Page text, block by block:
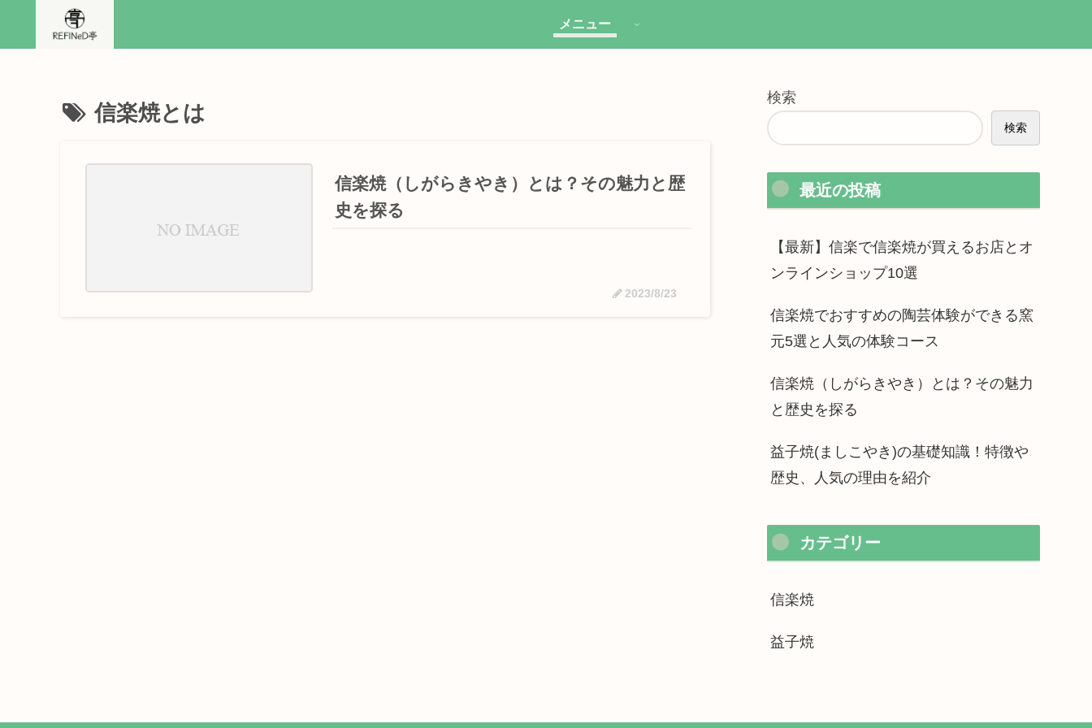
メニュー
信楽焼とは
信楽焼（しがらきやき）とは？その魅力と歴
史を探る
2023/8/23
検索
検索
最近の投稿
【最新】信楽で信楽焼が買えるお店とオ
ンラインショップ10選
信楽焼でおすすめの陶芸体験ができる窯
元5選と人気の体験コース
信楽焼（しがらきやき）とは？その魅力
と歴史を探る
益子焼(ましこやき)の基礎知識！特徴や
歴史、人気の理由を紹介
カテゴリー
信楽焼
益子焼